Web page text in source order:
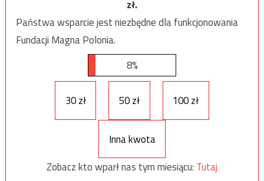
zł.
Państwa wsparcie jest niezbędne dla funkcjonowania
Fundacji Magna Polonia.
8%
30 zł 50 zł 100 zł
Inna kwota
Zobacz kto wparł nas tym miesiącu: Tutaj